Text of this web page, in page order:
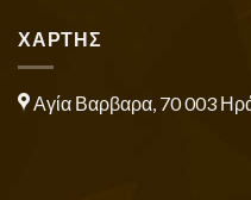
ΧΑΡΤΗΣ
Αγία Βαρβαρα, 70 003